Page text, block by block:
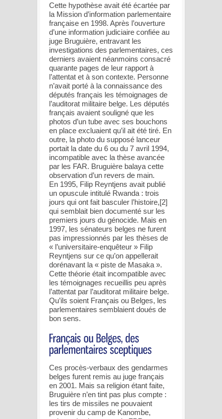
Cette hypothèse avait été écartée par
la Mission d’information parlementaire
française en 1998. Après l’ouverture
d’une information judiciaire confiée au
juge Bruguière, entravant les
investigations des parlementaires, ces
derniers avaient néanmoins consacré
quarante pages de leur rapport à
l’attentat et à son contexte. Personne
n’avait porté à la connaissance des
députés français les témoignages de
l’auditorat militaire belge. Les députés
français avaient souligné que les
photos d’un tube avec ses bouchons
en place excluaient qu’il ait été tiré. En
outre, la photo du supposé lanceur
portait la date du 6 ou du 7 avril 1994,
incompatible avec la thèse avancée
par les FAR. Bruguière balaya cette
observation d’un revers de main.
En 1995, Filip Reyntjens avait publié
un opuscule intitulé Rwanda : trois
jours qui ont fait basculer l’histoire,[2]
qui semblait bien documenté sur les
premiers jours du génocide. Mais en
1997, les sénateurs belges ne furent
pas impressionnés par les thèses de
« l’universitaire-enquêteur » Filip
Reyntjens sur ce qu’on appellerait
dorénavant la « piste de Masaka ».
Cette théorie était incompatible avec
les témoignages recueillis peu après
l’attentat par l’auditorat militaire belge.
Qu’ils soient Français ou Belges, les
parlementaires semblaient doués de
bon sens.
Ces procès-verbaux des gendarmes
belges furent remis au juge français
en 2001. Mais sa religion étant faite,
Bruguière n’en tint pas plus compte :
les tirs de missiles ne pouvaient
provenir du camp de Kanombe,